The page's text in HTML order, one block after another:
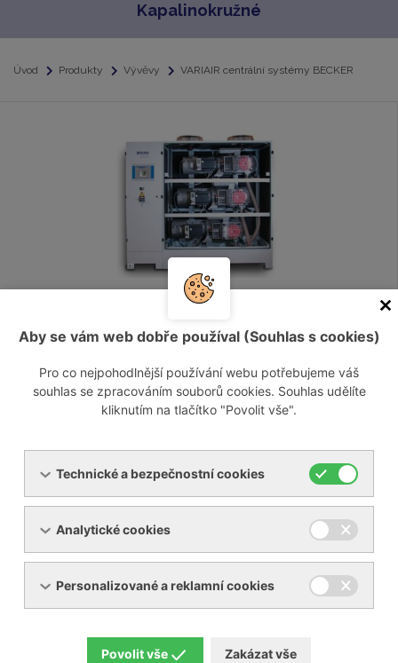
Kapalinokružné
Úvod Produkty Vývěvy VARIAIR centrální systémy BECKER
VARIAIR centrální systémy BECKER
Aby se vám web dobře používal (Souhlas s cookies)
Pro co nejpohodlnější používání webu potřebujeme váš
souhlas se zpracováním souborů cookies. Souhlas udělíte
kliknutím na tlačítko "Povolit vše".
Technické a bezpečnostní cookies
Analytické cookies
Personalizované a reklamní cookies
Povolit vše Zakázat vše